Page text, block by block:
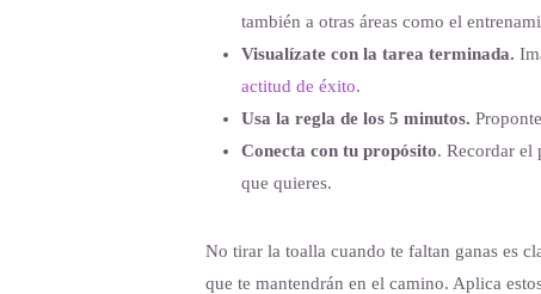
también a otras áreas como el
Visualízate con la tarea terminada.
actitud de éxito.
Usa la regla de los 5 minutos.
Conecta con tu propósito. Recordar el
que quieres.
No tirar la toalla cuando te faltan ganas es
que te mantendrán en el camino. Aplica